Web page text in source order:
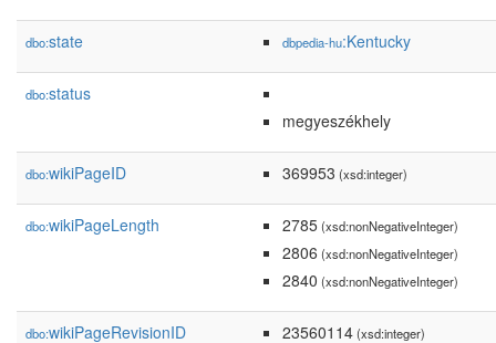
dbo:state dbpedia-hu:Kentucky
dbo:status
megyeszékhely
dbo:wikiPageID 369953 (xsd:integer)
dbo:wikiPageLength 2785(xsd:nonNegativeInteger)
2806 (xsd:nonNegativeInteger)
2840 (xsd:nonNegativeInteger)
dbo:wikiPageRevisionID 23560114(xsd:integer)